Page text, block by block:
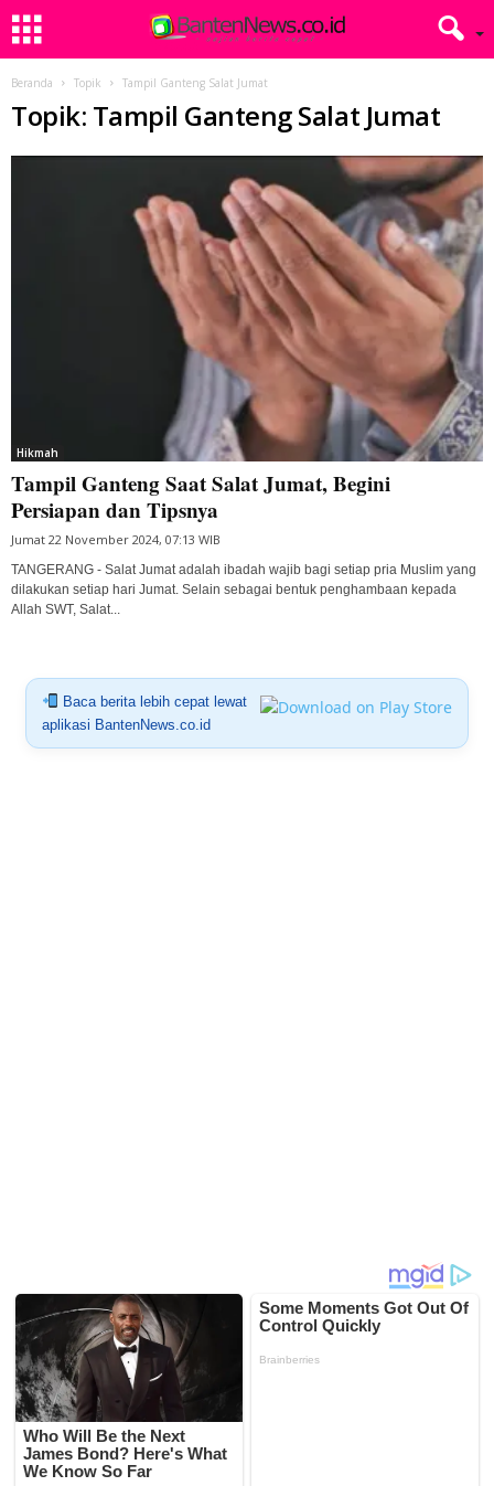
Beranda Topik Tampil Ganteng Salat Jumat
Topik: Tampil Ganteng Salat Jumat
Hikmah
Tampil Ganteng Saat Salat Jumat, Begini
Persiapan dan Tipsnya
Jumat 22 November 2024, 07:13 WIB
TANGERANG - Salat Jumat adalah ibadah wajib bagi setiap pria Muslim yang
dilakukan setiap hari Jumat. Selain sebagai bentuk penghambaan kepada
Allah SWT, Salat...
Baca berita lebih cepat lewat
aplikasi BantenNews.co.id